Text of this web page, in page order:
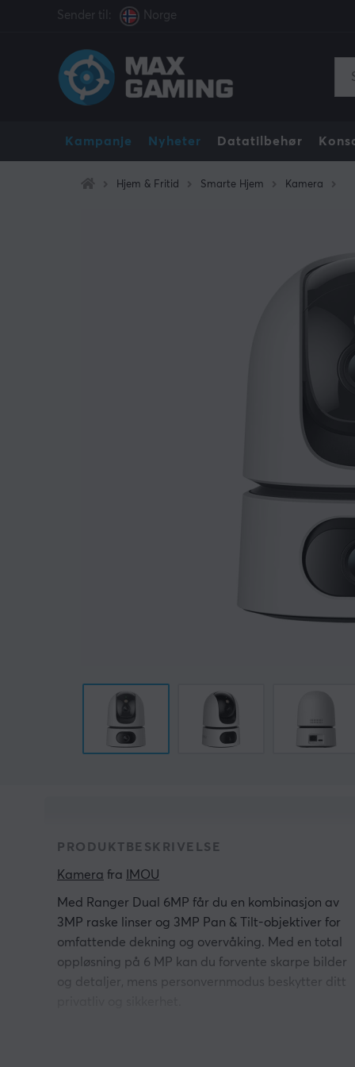
Sender til: Norge
Kampanje Nyheter Datatilbehør
Hjem & Fritid Smarte Hjem Kamera
PRODUKTBESKRIVELSE
Kamera fra IMOU
Med Ranger Dual 6MP får du en kombinasjon av
3MP raske linser og 3MP Pan & Tilt-objektiver for
omfattende dekning og overvåking. Med en total
oppløsning på 6 MP kan du forvente skarpe bilder
og detaljer, mens personvernmodus beskytter ditt